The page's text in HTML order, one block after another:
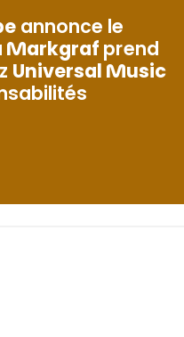
annonce le
Markgraf prend
Universal Music